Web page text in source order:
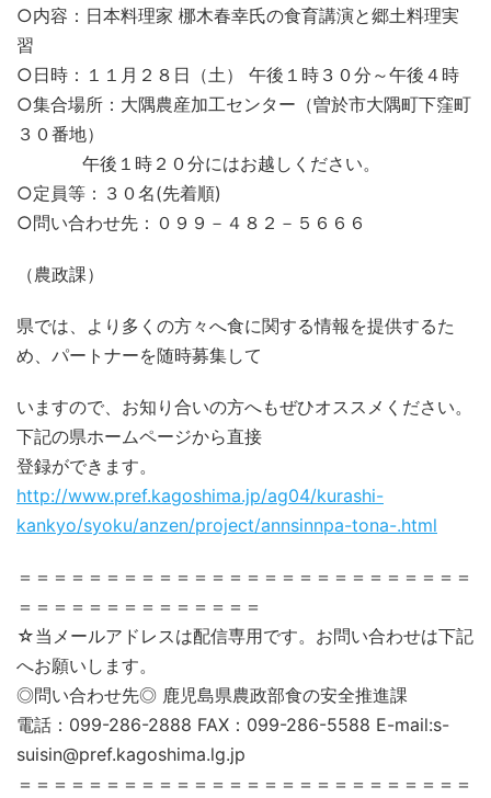
○内容：日本料理家 梛木春幸氏の食育講演と郷土料理実
習
○日時：１１月２８日（土） 午後１時３０分～午後４時
○集合場所：大隅農産加工センター（曽於市大隅町下窪町
３０番地）
午後１時２０分にはお越しください。
○定員等：３０名(先着順)
○問い合わせ先：０９９－４８２－５６６６
（農政課）
県では、より多くの方々へ食に関する情報を提供するた
め、パートナーを随時募集して
いますので、お知り合いの方へもぜひオススメください。
下記の県ホームページから直接
登録ができます。
http://www.pref.kagoshima.jp/ag04/kurashi-
kankyo/syoku/anzen/project/annsinnpa-tona-.html
＝＝＝＝＝＝＝＝＝＝＝＝＝＝＝＝＝＝＝＝＝＝＝＝＝＝
＝＝＝＝＝＝＝＝＝＝＝＝＝＝
☆当メールアドレスは配信専用です。お問い合わせは下記
へお願いします。
◎問い合わせ先◎ 鹿児島県農政部食の安全推進課
電話：099-286-2888 FAX：099-286-5588 E-mail:s-
suisin@pref.kagoshima.lg.jp
＝＝＝＝＝＝＝＝＝＝＝＝＝＝＝＝＝＝＝＝＝＝＝＝＝＝